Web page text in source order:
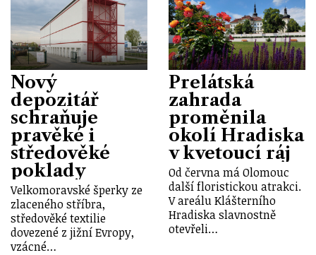
Nový
depozitář
schraňuje
pravěké i
středověké
poklady
Velkomoravské šperky ze
zlaceného stříbra,
středověké textilie
dovezené z jižní Evropy,
vzácné…
Prelátská
zahrada
proměnila
okolí Hradiska
v kvetoucí ráj
Od června má Olomouc
další floristickou atrakci.
V areálu Klášterního
Hradiska slavnostně
otevřeli…